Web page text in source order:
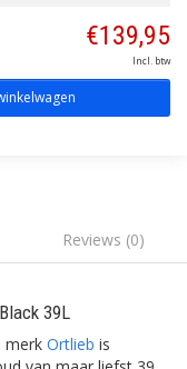
€139,95
Incl. btw
Reviews (0)
39L
merk Ortlieb is